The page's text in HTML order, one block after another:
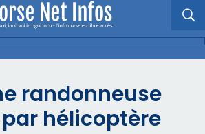
randonneuse
hélicoptère